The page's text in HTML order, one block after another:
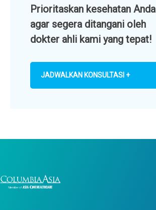
Prioritaskan kesehatan Anda
agar segera ditangani oleh
dokter ahli kami yang tepat!
JADWALKAN KONSULTASI +